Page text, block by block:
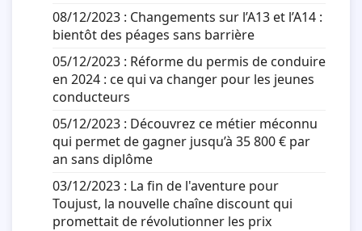
08/12/2023 : Changements sur l’A13 et l’A14 :
bientôt des péages sans barrière
05/12/2023 : Réforme du permis de conduire
en 2024 : ce qui va changer pour les jeunes
conducteurs
05/12/2023 : Découvrez ce métier méconnu
qui permet de gagner jusqu’à 35 800 € par
an sans diplôme
03/12/2023 : La fin de l'aventure pour
Toujust, la nouvelle chaîne discount qui
promettait de révolutionner les prix